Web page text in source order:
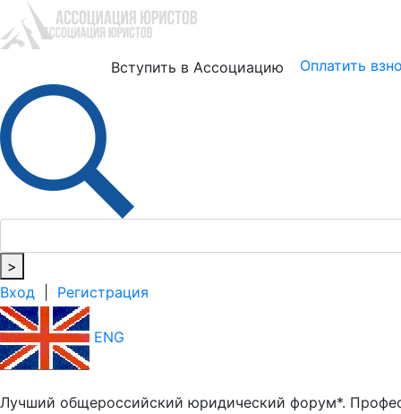
Вступить в Ассоциацию Оплатить
>
Вход
Регистрация
ENG
Лучший общероссийский юридический форум*.